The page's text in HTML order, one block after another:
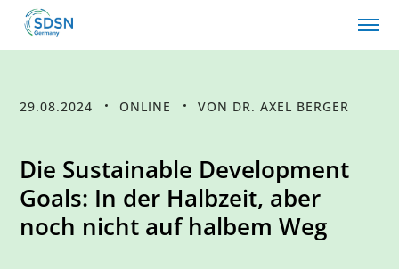
29.08.2024 ONLINE VON DR. AXEL BERGER
Die Sustainable Development
Goals: In der Halbzeit, aber
noch nicht auf halbem Weg